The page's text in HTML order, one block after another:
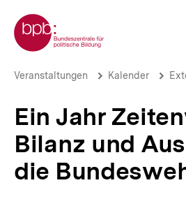
zum
Seiteninhalt
springen
Zur Startseite der bpb
Ein
Bilanz
und
Ausblick
für
die
Brotkrümelnavigation
Veranstaltungen Kalender
Ein Jahr
Bilanz und
die